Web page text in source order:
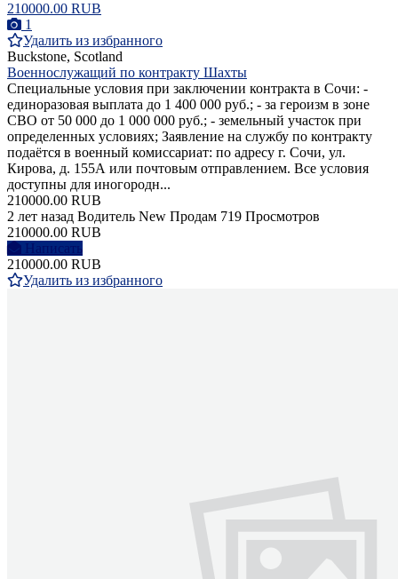
210000.00 RUB
1
Удалить из избранного
Buckstone, Scotland
Военнослужащий по контракту Шахты
Специальные условия при заключении контракта в Сочи: -
единоразовая выплата до 1 400 000 руб.; - за героизм в зоне
СВО от 50 000 до 1 000 000 руб.; - земельный участок при
определенных условиях; Заявление на службу по контракту
подаётся в военный комиссариат: по адресу г. Сочи, ул.
Кирова, д. 155А или почтовым отправлением. Все условия
доступны для иногородн...
210000.00 RUB
2 лет назад Водитель New Продам 719 Просмотров
210000.00 RUB
Написать
210000.00 RUB
Удалить из избранного